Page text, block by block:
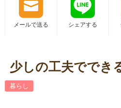
メールで送る シェアする
少しの工夫ででき
暮らし